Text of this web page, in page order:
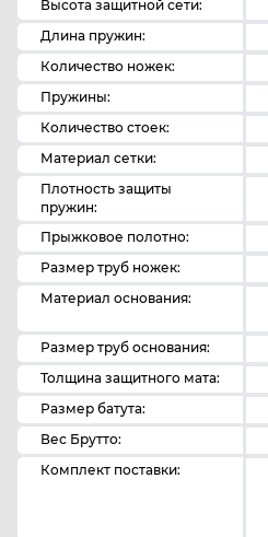
Высота защитной сети:
Длина пружин:
Количество ножек:
Пружины:
Количество стоек:
Материал сетки:
Плотность защиты
пружин:
Прыжковое полотно:
Размер труб ножек:
Материал основания:
Размер труб основания:
Толщина защитного мата:
Размер батута:
Вес Брутто:
Комплект поставки: